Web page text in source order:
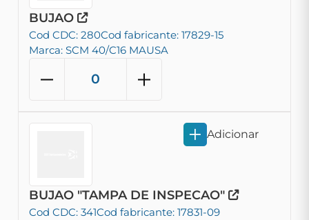
BUJAO
Cod CDC: 280Cod fabricante: 17829-15
Marca: SCM 40/C16 MAUSA
BUJAO "TAMPA DE INSPECAO"
Cod CDC: 341Cod fabricante: 17831-09
Adicionar